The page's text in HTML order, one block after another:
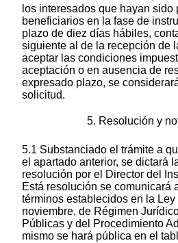
los interesados que hayan sido
beneficiarios en la fase de
plazo de diez días hábiles,
siguiente al de la recepción de
aceptar las condiciones
aceptación o en ausencia de
expresado plazo, se
solicitud.
5. Resolución y
5.1 Substanciado el trámite a
el apartado anterior, se dictará
resolución por el Director del
Está resolución se comunicará
términos establecidos en la
noviembre, de Régimen
Públicas y del Procedimiento
mismo se hará pública en el